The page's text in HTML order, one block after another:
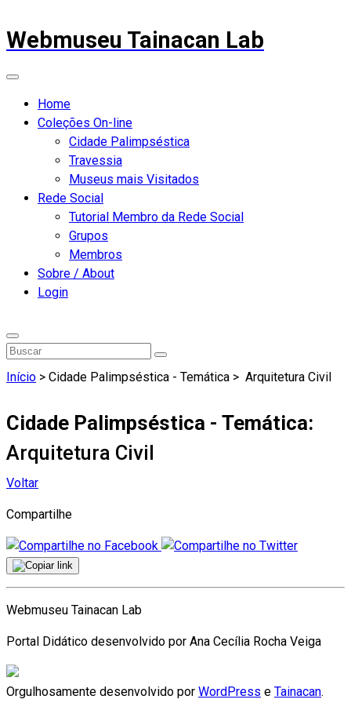
Webmuseu Tainacan Lab
Home
Coleções On-line
Cidade Palimpséstica
Travessia
Museus mais Visitados
Rede Social
Tutorial Membro da Rede Social
Grupos
Membros
Sobre / About
Login
Início > Cidade Palimpséstica - Temática > Arquitetura Civil
Cidade Palimpséstica - Temática:
Arquitetura Civil
Voltar
Compartilhe
Webmuseu Tainacan Lab
Portal Didático desenvolvido por Ana Cecília Rocha Veiga
Orgulhosamente desenvolvido por WordPress e Tainacan.